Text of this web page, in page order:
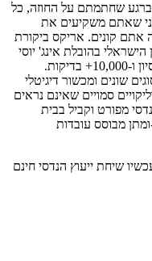
ברגע שחתמתם על החוזה, כל
שאתם משקיעים את
אתם קונים. אריקס ביקורת
בהובלת אינג' יוסי
פרי, מהנדס בניין רשוי עם מעל 30 שנות ניסיון ו-10,000+ בדיקות.
שונים ומכשור דיגיטלי
סמויים שאינם נראים
מפורט וקביל בבית
מבוסס עובדות
שיחת ייעוץ הנדסי חינם